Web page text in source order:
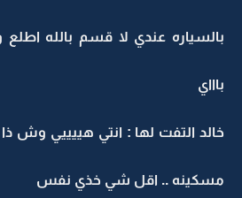
بالسياره عندي لا قسم بالله
باااي
خالد التفت لها : انتي هييييي وش ذا
مسكينه .. اقل شي خذي نفس